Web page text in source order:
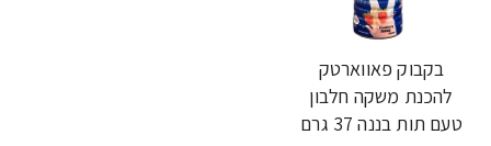
בקבוק פאווארטק
להכנת משקה חלבון
טעם תות בננה 37 גרם